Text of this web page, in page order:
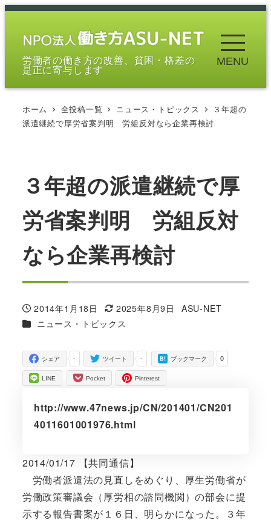
メ
労働者の働き方の改善、貧困・格差の
是正に寄与します
MENU
ホーム 全投稿一覧 ニュース・トピックス
３年超の
派遣継続で厚労省案判明 労組反対なら企業再検討
３年超の派遣継続で厚
労省案判明 労組反対
なら企業再検討
投稿日
2014年1月18日
更新日
2025年8月9日
著
ASU-NET
カテゴリー
ニュース・トピックス
-
シェア -
ツイート 0
ブックマーク
LINE Pocket Pinterest
http://www.47news.jp/CN/201401/CN201
4011601001976.html
2014/01/17 【共同通信】
労働者派遣法の見直しをめぐり、厚生労働省が
労働政策審議会（厚労相の諮問機関）の部会に提
示する報告書案が１６日、明らかになった。３年